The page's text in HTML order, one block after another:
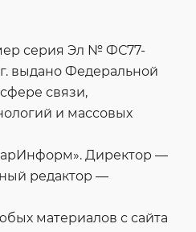
серия Эл № ФС77-
г. выдано Федеральной
связи,
и массовых
Директор —
редактор —
материалов с сайта